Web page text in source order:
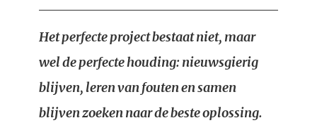
Het perfecte project bestaat niet, maar
wel de perfecte houding: nieuwsgierig
blijven, leren van fouten en samen
blijven zoeken naar de beste oplossing.